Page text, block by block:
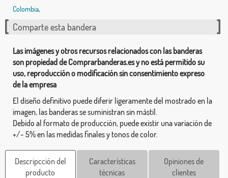
Colombia,
Comparte esta bandera
Las imágenes y otros recursos relacionados con las banderas
son propiedad de Comprarbanderas.es y no está permitido su
uso, reproducción o modificación sin consentimiento expreso
de la empresa
El diseño definitivo puede diferir ligeramente del mostrado en la
imagen, las banderas se suministran sin mástil.
Debido al formato de producción, puede existir una variación de
+/- 5% en las medidas finales y tonos de color.
Descripcción del
producto
Características
técnicas
Opiniones de
clientes